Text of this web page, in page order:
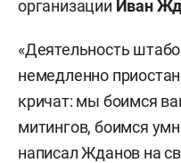
организации Иван
«Деятельность
немедленно
кричат: мы боимся
митингов, боимся
написал Жданов на